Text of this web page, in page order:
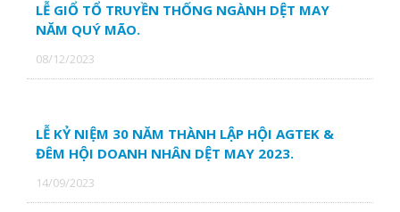
CÔNG TY TNHH SX TM DV QUẾ HƯƠNG
LỄ GIỔ TỔ TRUYỀN THỐNG NGÀNH DỆT MAY
NĂM QUÝ MÃO.
08/12/2023
LỄ KỶ NIỆM 30 NĂM THÀNH LẬP HỘI AGTEK &
ĐÊM HỘI DOANH NHÂN DỆT MAY 2023.
14/09/2023